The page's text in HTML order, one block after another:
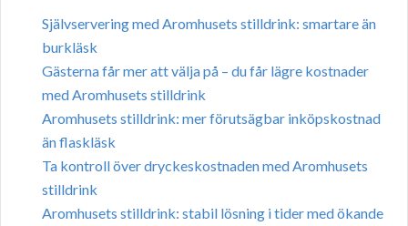
Självservering med Aromhusets stilldrink: smartare än
burkläsk
Gästerna får mer att välja på – du får lägre kostnader
med Aromhusets stilldrink
Aromhusets stilldrink: mer förutsägbar inköpskostnad
än flaskläsk
Ta kontroll över dryckeskostnaden med Aromhusets
stilldrink
Aromhusets stilldrink: stabil lösning i tider med ökande